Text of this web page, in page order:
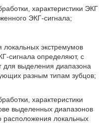
характеристики ЭКГ
ЭКГ-сигнала;
локальных экстремумов
сигнала определяют, с
для выделения диапазона
разным типам зубцов;
характеристики
выделенных диапазонов
расположения локальных